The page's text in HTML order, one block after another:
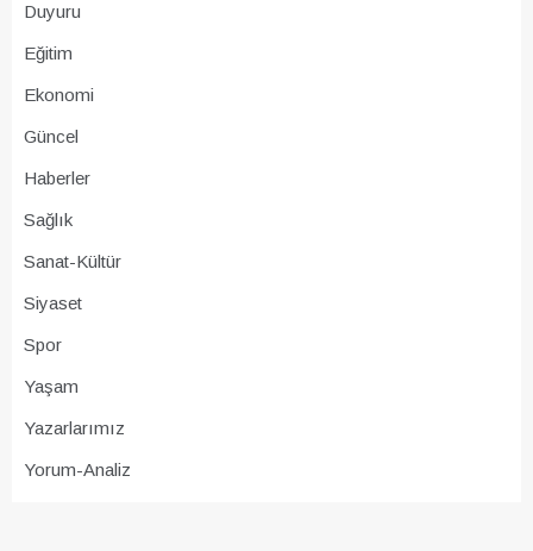
Duyuru
Eğitim
Ekonomi
Güncel
Haberler
Sağlık
Sanat-Kültür
Siyaset
Spor
Yaşam
Yazarlarımız
Yorum-Analiz